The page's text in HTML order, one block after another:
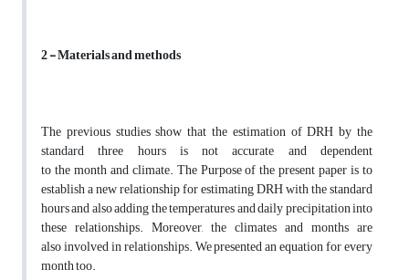
2 - Materials and methods
The previous studies show that the estimation of DRH by the
standard three hours is not accurate and dependent
to the month and climate. The Purpose of the present paper is to
establish a new relationship for estimating DRH with the standard
hours and also adding the temperatures and daily precipitation into
these relationships. Moreover, the climates and months are
also involved in relationships. We presented an equation for every
month too.